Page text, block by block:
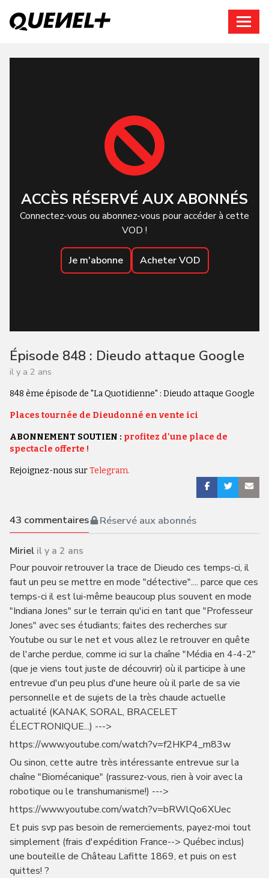
ACCÈS RÉSERVÉ AUX ABONNÉS
Connectez-vous ou abonnez-vous pour accéder à cette
VOD !
Je m'abonne Acheter VOD
Épisode 848 : Dieudo attaque Google
il y a 2 ans
848 ème épisode de "La Quotidienne" : Dieudo attaque Google
Places tournée de Dieudonné en vente ici
ABONNEMENT SOUTIEN : profitez d'une place de
spectacle offerte !
Rejoignez-nous surTelegram.
43 commentaires Réservé aux abonnés
Miriel il y a 2 ans
Pour pouvoir retrouver la trace de Dieudo ces temps-ci, il
faut un peu se mettre en mode "détective".... parce que ces
temps-ci il est lui-même beaucoup plus souvent en mode
"Indiana Jones" sur le terrain qu'ici en tant que "Professeur
Jones" avec ses étudiants; faites des recherches sur
Youtube ou sur le net et vous allez le retrouver en quête
de l'arche perdue, comme ici sur la chaîne "Média en 4-4-2"
(que je viens tout juste de découvrir) où il participe à une
entrevue d'un peu plus d'une heure où il parle de sa vie
personnelle et de sujets de la très chaude actuelle
actualité (KANAK, SORAL, BRACELET
ÉLECTRONIQUE...) --->
https://www.youtube.com/watch?v=f2HKP4_m83w
Ou sinon, cette autre très intéressante entrevue sur la
chaîne "Biomécanique" (rassurez-vous, rien à voir avec la
robotique ou le transhumanisme!) --->
https://www.youtube.com/watch?v=bRWlQo6XUec
Et puis svp pas besoin de remerciements, payez-moi tout
simplement (frais d'expédition France--> Québec inclus)
une bouteille de Château Lafitte 1869, et puis on est
quittes! ?